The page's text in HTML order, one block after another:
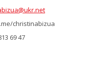
christinabizua
69 47